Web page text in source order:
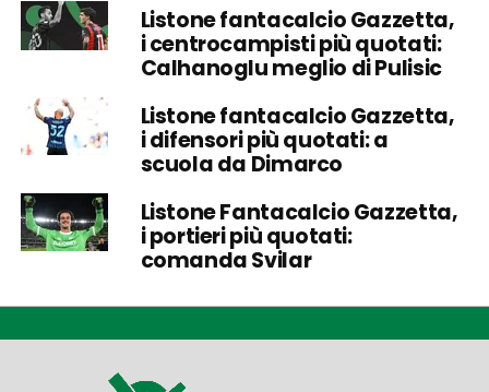
Listone fantacalcio Gazzetta,
i centrocampisti più quotati:
Calhanoglu meglio di Pulisic
Listone fantacalcio Gazzetta,
i difensori più quotati: a
scuola da Dimarco
Listone Fantacalcio Gazzetta,
i portieri più quotati:
comanda Svilar